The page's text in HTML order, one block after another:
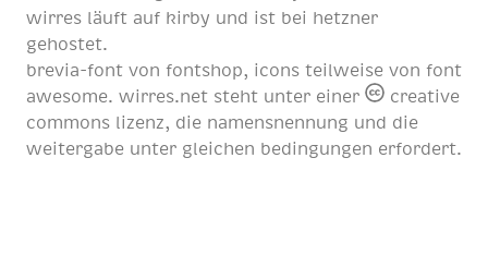
wirres läuft auf kirby und ist bei hetzner
gehostet.
brevia-font von fontshop , icons teilweise von font
awesome . wirres.net steht unter einer
creative
commons lizenz , die namensnennung und die
weitergabe unter gleichen bedingungen erfordert.